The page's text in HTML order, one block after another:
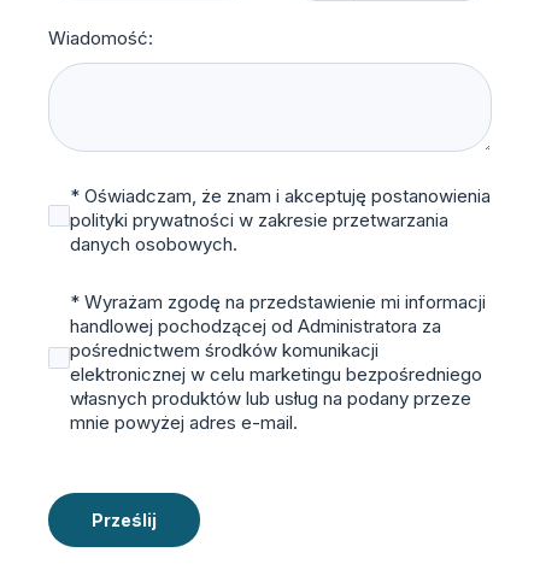
Wiadomość:
* Oświadczam, że znam i akceptuję postanowienia
polityki prywatności w zakresie przetwarzania
danych osobowych.
* Wyrażam zgodę na przedstawienie mi informacji
handlowej pochodzącej od Administratora za
pośrednictwem środków komunikacji
elektronicznej w celu marketingu bezpośredniego
własnych produktów lub usług na podany przeze
mnie powyżej adres e-mail.
Prześlij